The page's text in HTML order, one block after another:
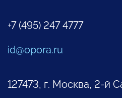
+7 (495) 247 4777
id@opora.ru
127473, г. Москва, 2-й